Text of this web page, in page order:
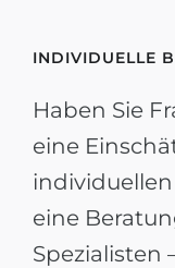
INDIVIDUELLE
Haben Sie
eine
eine
Spezialisten